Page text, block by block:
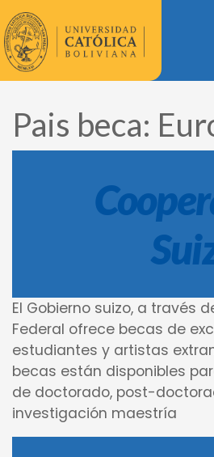
Pais beca:
El Gobierno suizo, a través
Federal ofrece becas de
estudiantes y artistas
becas están disponibles
de doctorado, post-
investigación maestría